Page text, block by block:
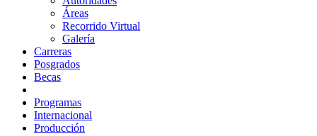
Áreas
Recorrido Virtual
Galería
Carreras
Posgrados
Becas
Programas
Internacional
Producción